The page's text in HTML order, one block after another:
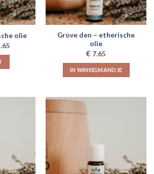
olie
Prijsklasse:
tot
Grove den – etherische
olie
€ 7.65
IN WINKELMANDJE